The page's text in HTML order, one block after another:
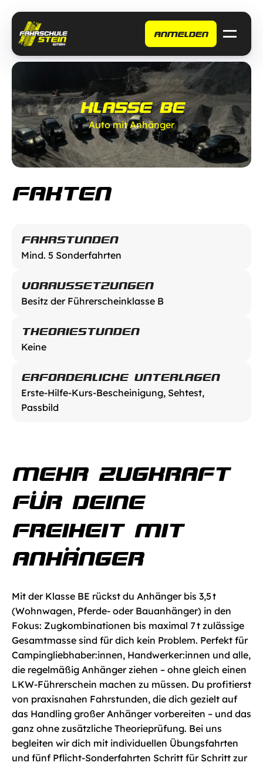
KLASSE BE
Auto mit Anhänger
FAKTEN
FAHRSTUNDEN
Mind. 5 Sonderfahrten
VORAUSSETZUNGEN
Besitz der Führerscheinklasse B
THEORIESTUNDEN
Keine
ERFORDERLICHE UNTERLAGEN
Erste-Hilfe-Kurs-Bescheinigung, Sehtest,
Passbild
MEHR ZUGKRAFT
FÜR DEINE
FREIHEIT MIT
ANHÄNGER
Mit der Klasse BE rückst du Anhänger bis 3,5 t
(Wohnwagen, Pferde- oder Bauanhänger) in den
Fokus: Zugkombinationen bis maximal 7 t zulässige
Gesamtmasse sind für dich kein Problem. Perfekt für
Campingliebhaber:innen, Handwerker:innen und alle,
die regelmäßig Anhänger ziehen – ohne gleich einen
LKW-Führerschein machen zu müssen. Du profitierst
von praxisnahen Fahrstunden, die dich gezielt auf
das Handling großer Anhänger vorbereiten – und das
ganz ohne zusätzliche Theorieprüfung. Bei uns
begleiten wir dich mit individuellen Übungsfahrten
und fünf Pflicht-Sonderfahrten Schritt für Schritt zur
ANMELDEN
Home
Klassen
Weitere Angebote